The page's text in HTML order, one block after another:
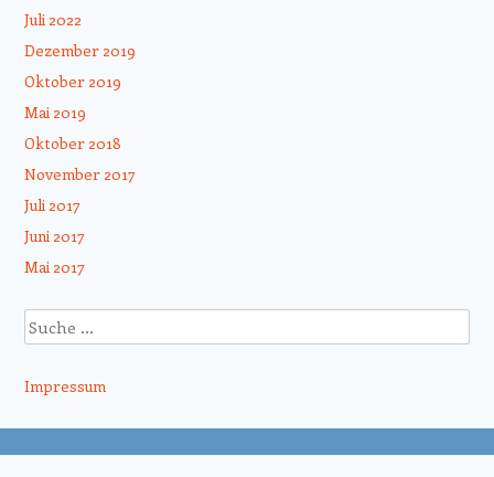
Juli 2022
Dezember 2019
Oktober 2019
Mai 2019
Oktober 2018
November 2017
Juli 2017
Juni 2017
Mai 2017
Suche
Impressum